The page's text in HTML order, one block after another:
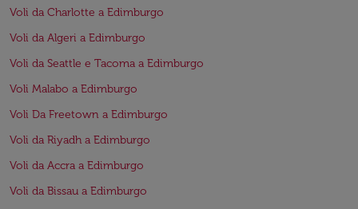
Voli da Charlotte a Edimburgo
Voli da Algeri a Edimburgo
Voli da Seattle e Tacoma a Edimburgo
Voli Malabo a Edimburgo
Voli Da Freetown a Edimburgo
Voli da Riyadh a Edimburgo
Voli da Accra a Edimburgo
Voli da Bissau a Edimburgo